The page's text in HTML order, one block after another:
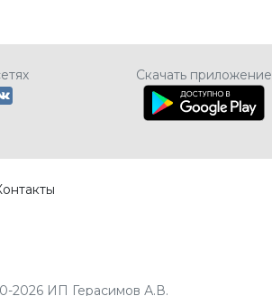
Скачать приложение
2026 ИП Герасимов А.В.